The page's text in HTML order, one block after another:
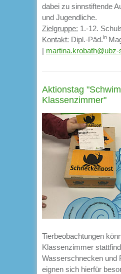
dabei zu sinnstiftende
und Jugendliche.
Zielgruppe: 1.-12.
Kontakt: Dipl.-Päd.in
|
Aktionstag
Klassenzimmer"
Tierbeobachtungen
Klassenzimmer
Wasserschnecken und
eignen sich hierfür